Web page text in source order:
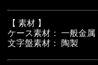
【 素材 】
ケース素材： 一般金属
文字盤素材： 陶製